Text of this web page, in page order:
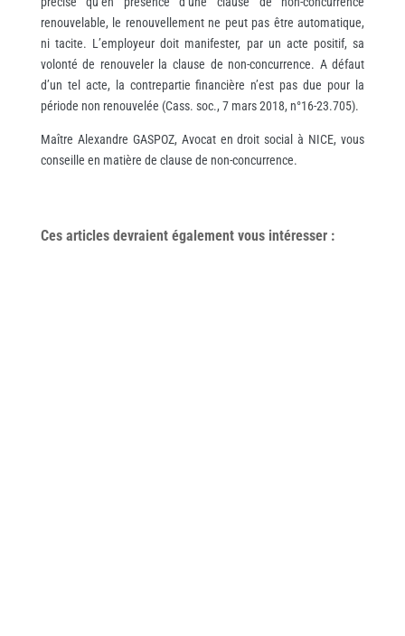
renouvelable, le renouvellement ne peut pas être automatique,
ni tacite. L’employeur doit manifester, par un acte positif, sa
volonté de renouveler la clause de non-concurrence. A défaut
d’un tel acte, la contrepartie financière n’est pas due pour la
période non renouvelée (Cass. soc., 7 mars 2018, n°16-23.705).
Maître Alexandre GASPOZ, Avocat en droit social à NICE, vous
conseille en matière de clause de non-concurrence.
Ces articles devraient également vous intéresser: